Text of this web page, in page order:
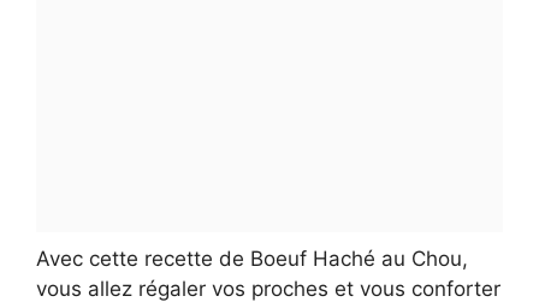
Avec cette recette de Boeuf Haché au Chou,
vous allez régaler vos proches et vous conforter